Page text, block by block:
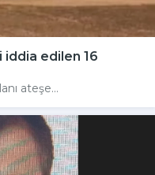
iddia edilen 16
ateşe...